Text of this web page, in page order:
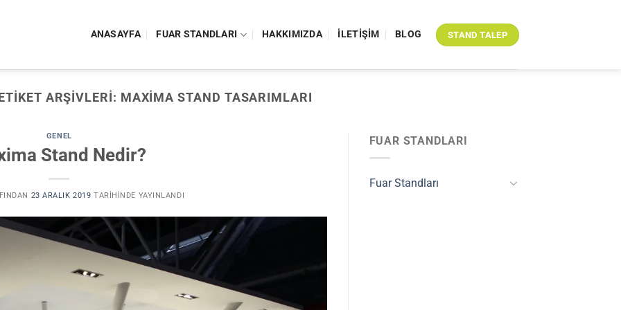
ANASAYFA FUAR STANDLARI HAKKIMIZDA İLETIŞIM BLOG STAND TALEP
ARŞIVLERI: MAXIMA STAND TASARIMLARI
GENEL
Stand Nedir?
23 ARALIK 2019 TARIHINDE YAYINLANDI
FUAR STANDLARI
Fuar Standları